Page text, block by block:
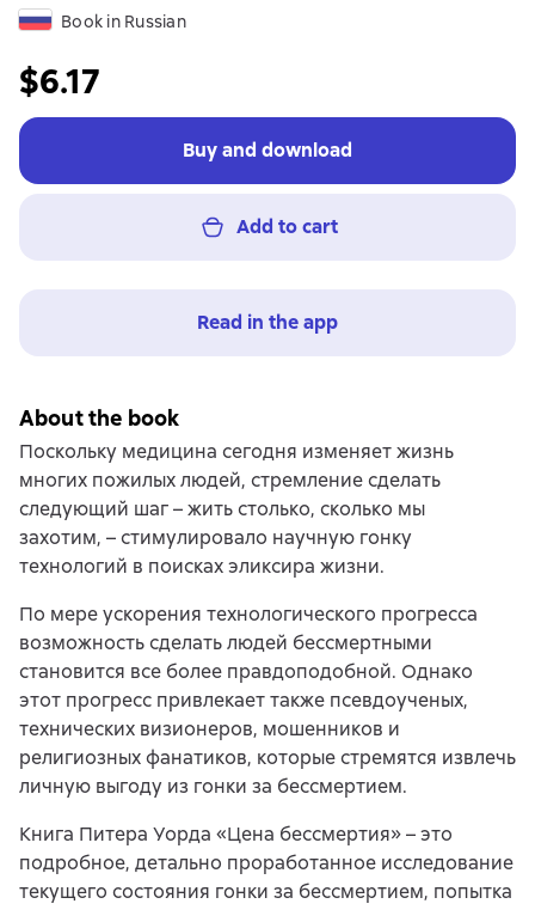
Book in Russian
$6.17
Buy and download
Add to cart
Read in the app
About the book
Поскольку медицина сегодня изменяет жизнь
многих пожилых людей, стремление сделать
следующий шаг – жить столько, сколько мы
захотим, – стимулировало научную гонку
технологий в поисках эликсира жизни.
По мере ускорения технологического прогресса
возможность сделать людей бессмертными
становится все более правдоподобной. Однако
этот прогресс привлекает также псевдоученых,
технических визионеров, мошенников и
религиозных фанатиков, которые стремятся извлечь
личную выгоду из гонки за бессмертием.
Книга Питера Уорда «Цена бессмертия» – это
подробное, детально проработанное исследование
текущего состояния гонки за бессмертием, попытка